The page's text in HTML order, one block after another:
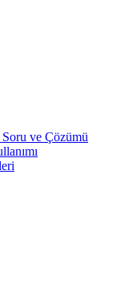
ve Çözümü